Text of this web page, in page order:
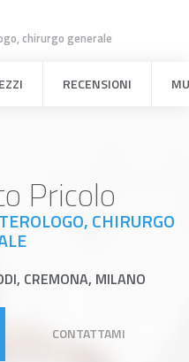
chirurgo generale
RECENSIONI
Pricolo
CHIRURGO
CREMONA, MILANO
CONTATTAMI